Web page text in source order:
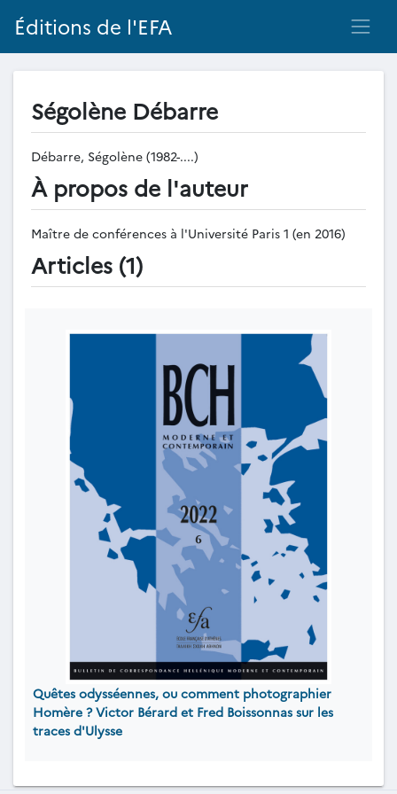
Éditions de l'EFA
Ségolène Débarre
Débarre, Ségolène (1982-....)
À propos de l'auteur
Maître de conférences à l'Université Paris 1 (en 2016)
Articles (1)
Quêtes odysséennes, ou comment photographier
Homère ? Victor Bérard et Fred Boissonnas sur les
traces d'Ulysse